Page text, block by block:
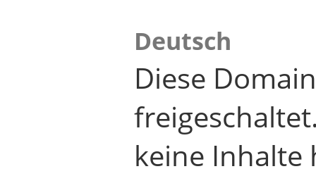
Deutsch
Diese
keine Inhalte